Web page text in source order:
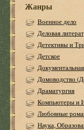
Жанры
Военное дело
Деловая
Детективы и
Детское
Домоводство
Драматургия
Компьютеры и
Любовные
Наука,